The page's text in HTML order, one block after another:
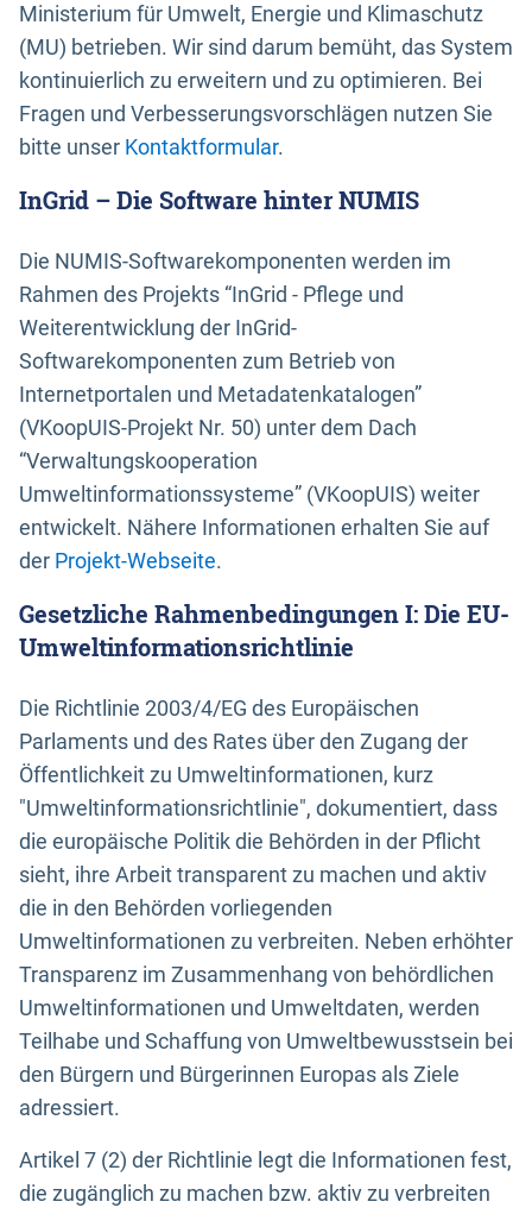
Ministerium für Umwelt, Energie und Klimaschutz
(MU) betrieben. Wir sind darum bemüht, das System
kontinuierlich zu erweitern und zu optimieren. Bei
Fragen und Verbesserungsvorschlägen nutzen Sie
bitte unser Kontaktformular.
InGrid – Die Software hinter NUMIS
Die NUMIS-Softwarekomponenten werden im
Rahmen des Projekts “InGrid - Pflege und
Weiterentwicklung der InGrid-
Softwarekomponenten zum Betrieb von
Internetportalen und Metadatenkatalogen”
(VKoopUIS-Projekt Nr. 50) unter dem Dach
“Verwaltungskooperation
Umweltinformationssysteme” (VKoopUIS) weiter
entwickelt. Nähere Informationen erhalten Sie auf
der Projekt-Webseite.
Gesetzliche Rahmenbedingungen I: Die EU-
Umweltinformationsrichtlinie
Die Richtlinie 2003/4/EG des Europäischen
Parlaments und des Rates über den Zugang der
Öffentlichkeit zu Umweltinformationen, kurz
"Umweltinformationsrichtlinie", dokumentiert, dass
die europäische Politik die Behörden in der Pflicht
sieht, ihre Arbeit transparent zu machen und aktiv
die in den Behörden vorliegenden
Umweltinformationen zu verbreiten. Neben erhöhter
Transparenz im Zusammenhang von behördlichen
Umweltinformationen und Umweltdaten, werden
Teilhabe und Schaffung von Umweltbewusstsein bei
den Bürgern und Bürgerinnen Europas als Ziele
adressiert.
Artikel 7 (2) der Richtlinie legt die Informationen fest,
die zugänglich zu machen bzw. aktiv zu verbreiten